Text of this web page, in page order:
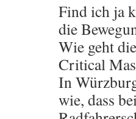
Find ich ja
die
Wie geht
Critical
In
wie, dass